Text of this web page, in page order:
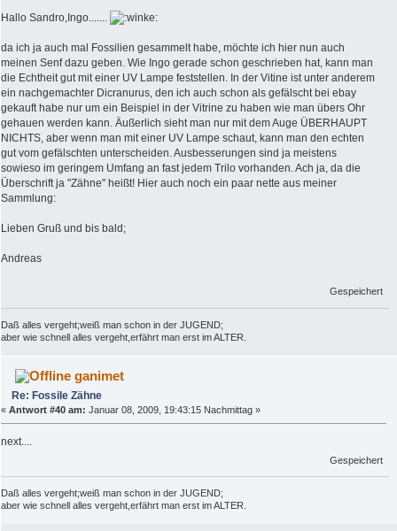
Hallo Sandro,Ingo.......
da ich ja auch mal Fossilien gesammelt habe, möchte ich hier nun auch
meinen Senf dazu geben. Wie Ingo gerade schon geschrieben hat, kann man
die Echtheit gut mit einer UV Lampe feststellen. In der Vitine ist unter anderem
ein nachgemachter Dicranurus, den ich auch schon als gefälscht bei ebay
gekauft habe nur um ein Beispiel in der Vitrine zu haben wie man übers Ohr
gehauen werden kann. Äußerlich sieht man nur mit dem Auge ÜBERHAUPT
NICHTS, aber wenn man mit einer UV Lampe schaut, kann man den echten
gut vom gefälschten unterscheiden. Ausbesserungen sind ja meistens
sowieso im geringem Umfang an fast jedem Trilo vorhanden. Ach ja, da die
Überschrift ja "Zähne" heißt! Hier auch noch ein paar nette aus meiner
Sammlung:
Lieben Gruß und bis bald;
Andreas
Gespeichert
Daß alles vergeht;weiß man schon in der JUGEND;
aber wie schnell alles vergeht,erfährt man erst im ALTER.
ganimet
Re: Fossile Zähne
« Antwort #40 am: Januar 08, 2009, 19:43:15 Nachmittag »
next....
Gespeichert
Daß alles vergeht;weiß man schon in der JUGEND;
aber wie schnell alles vergeht,erfährt man erst im ALTER.